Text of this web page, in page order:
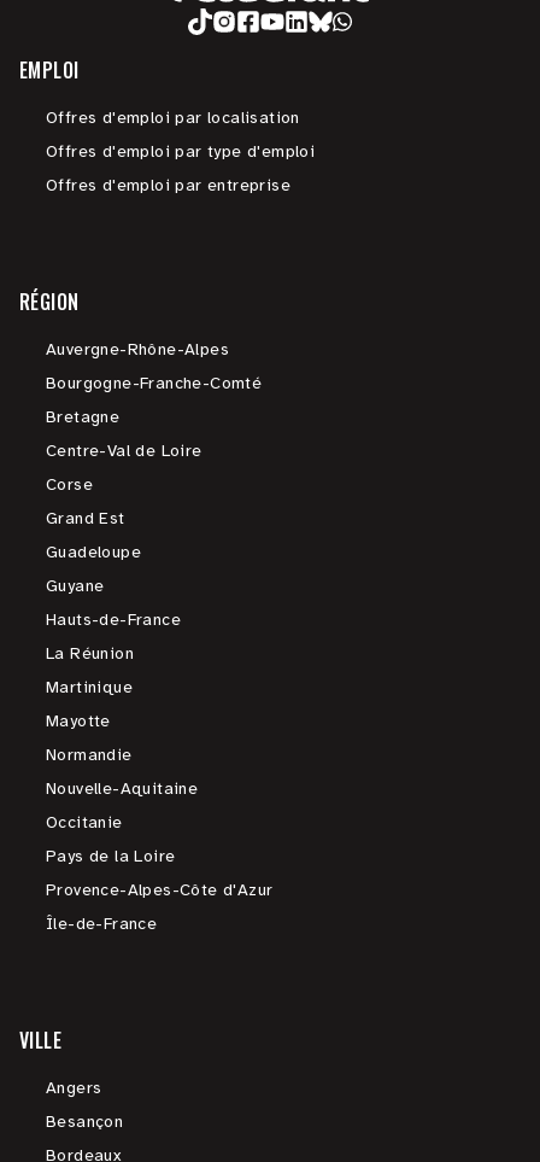
EMPLOI
Offres d'emploi par localisation
Offres d'emploi par type d'emploi
Offres d'emploi par entreprise
RÉGION
Auvergne-Rhône-Alpes
Bourgogne-Franche-Comté
Bretagne
Centre-Val de Loire
Corse
Grand Est
Guadeloupe
Guyane
Hauts-de-France
La Réunion
Martinique
Mayotte
Normandie
Nouvelle-Aquitaine
Occitanie
Pays de la Loire
Provence-Alpes-Côte d'Azur
Île-de-France
VILLE
Angers
Besançon
Bordeaux